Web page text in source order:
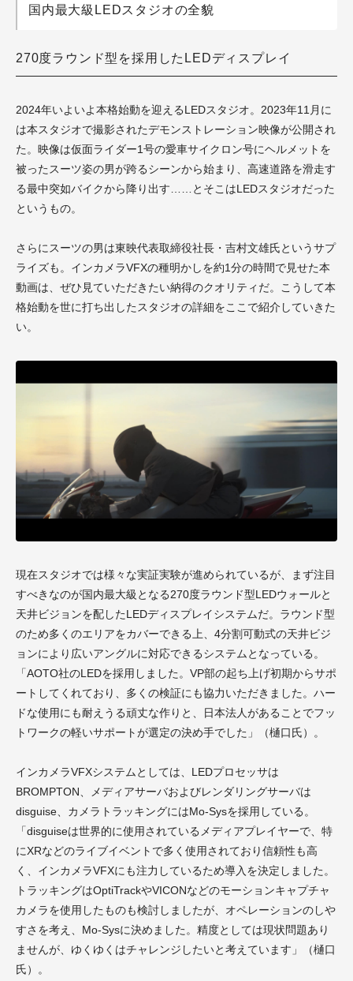
国内最大級LEDスタジオの全貌
270度ラウンド型を採用したLEDディスプレイ
2024年いよいよ本格始動を迎えるLEDスタジオ。2023年11月に
は本スタジオで撮影されたデモンストレーション映像が公開され
た。映像は仮面ライダー1号の愛車サイクロン号にヘルメットを
被ったスーツ姿の男が跨るシーンから始まり、高速道路を滑走す
る最中突如バイクから降り出す……とそこはLEDスタジオだった
というもの。
さらにスーツの男は東映代表取締役社長・吉村文雄氏というサプ
ライズも。インカメラVFXの種明かしを約1分の時間で見せた本
動画は、ぜひ見ていただきたい納得のクオリティだ。こうして本
格始動を世に打ち出したスタジオの詳細をここで紹介していきた
い。
現在スタジオでは様々な実証実験が進められているが、まず注目
すべきなのが国内最大級となる270度ラウンド型LEDウォールと
天井ビジョンを配したLEDディスプレイシステムだ。ラウンド型
のため多くのエリアをカバーできる上、4分割可動式の天井ビジ
ョンにより広いアングルに対応できるシステムとなっている。
「AOTO社のLEDを採用しました。VP部の起ち上げ初期からサポ
ートしてくれており、多くの検証にも協力いただきました。ハー
ドな使用にも耐えうる頑丈な作りと、日本法人があることでフッ
トワークの軽いサポートが選定の決め手でした」（樋口氏）。
インカメラVFXシステムとしては、LEDプロセッサは
BROMPTON、メディアサーバおよびレンダリングサーバは
disguise、カメラトラッキングにはMo-Sysを採用している。
「disguiseは世界的に使用されているメディアプレイヤーで、特
にXRなどのライブイベントで多く使用されており信頼性も高
く、インカメラVFXにも注力しているため導入を決定しました。
トラッキングはOptiTrackやVICONなどのモーションキャプチャ
カメラを使用したものも検討しましたが、オペレーションのしや
すさを考え、Mo-Sysに決めました。精度としては現状問題あり
ませんが、ゆくゆくはチャレンジしたいと考えています」（樋口
氏）。